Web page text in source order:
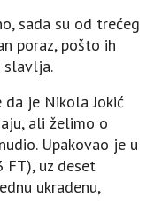
sada su od trećeg
poraz, pošto ih
slavlja.
je Nikola Jokić
ali želimo o
Upakovao je u
FT), uz deset
ukradenu,